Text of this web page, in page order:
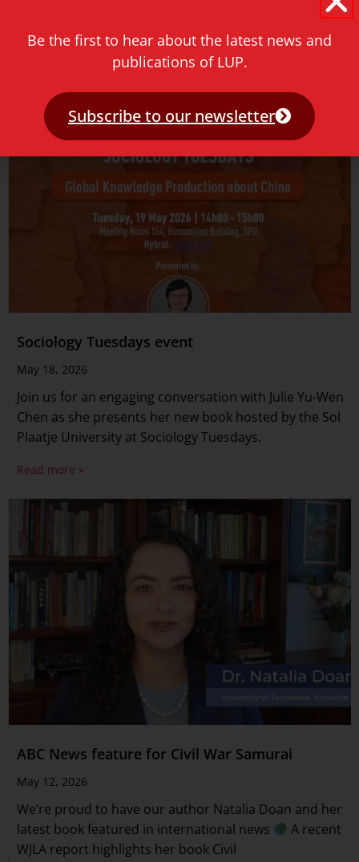
het hoger onderwijs, bedrijfsleven en maatschappelijke
Sociology Tuesdays event
May 18, 2026
Join us for an engaging conversation with Julie Yu-Wen
Chen as she presents her new book hosted by the Sol
Plaatje University at Sociology Tuesdays.
Read more »
ABC News feature for Civil War Samurai
May 12, 2026
We’re proud to have our author Natalia Doan and her
latest book featured in international news
A recent
WJLA report highlights her book Civil
Be the first to hear about the latest news and
publications of LUP.
Subscribe to our newsletter